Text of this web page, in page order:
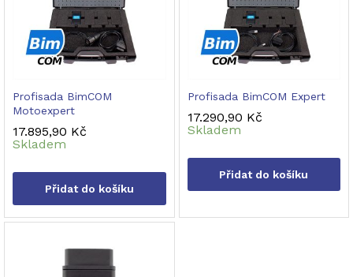
Profisada BimCOM
Motoexpert
17.895,90 Kč
Skladem
Přidat do košíku
Profisada BimCOM Expert
17.290,90 Kč
Skladem
Přidat do košíku